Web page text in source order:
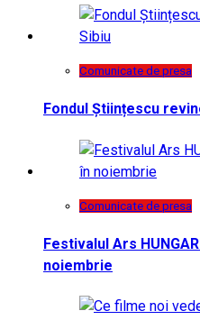
Comunicate de presa
Fondul Științescu
Comunicate de presa
Festivalul Ars
noiembrie